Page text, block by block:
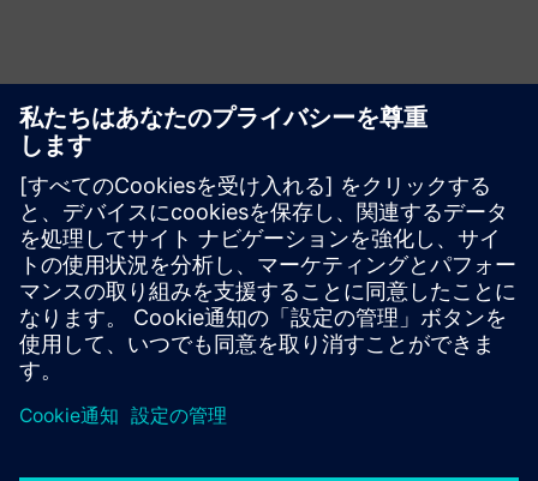
リソースと関連製品の詳細
その他の情報とリソース
CLEVR 製造運営管理
必要条件